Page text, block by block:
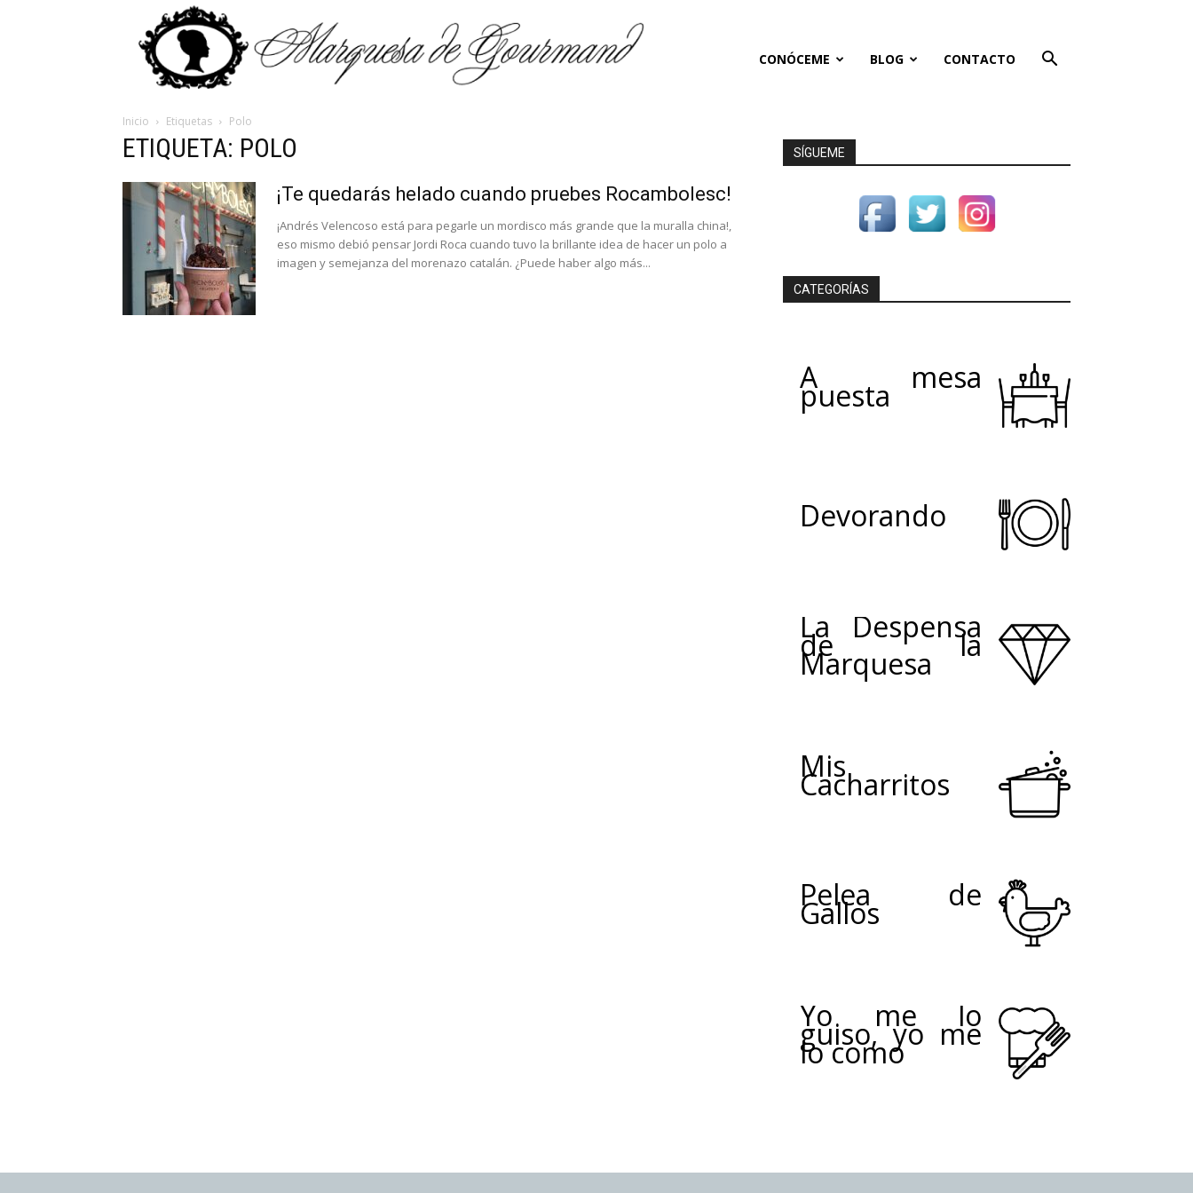
Gourmand
CONÓCEME BLOG CONTACTO
Inicio Etiquetas Polo
ETIQUETA: POLO
¡Te quedarás helado cuando pruebes Rocambolesc!
¡Andrés Velencoso está para pegarle un mordisco más grande que la muralla china!,
eso mismo debió pensar Jordi Roca cuando tuvo la brillante idea de hacer un polo a
imagen y semejanza del morenazo catalán. ¿Puede haber algo más...
SÍGUEME
CATEGORÍAS
A mesa
puesta
Devorando
La Despensa
de la
Marquesa
Mis
Cacharritos
Pelea de
Gallos
Yo me lo
guiso, yo me
lo como